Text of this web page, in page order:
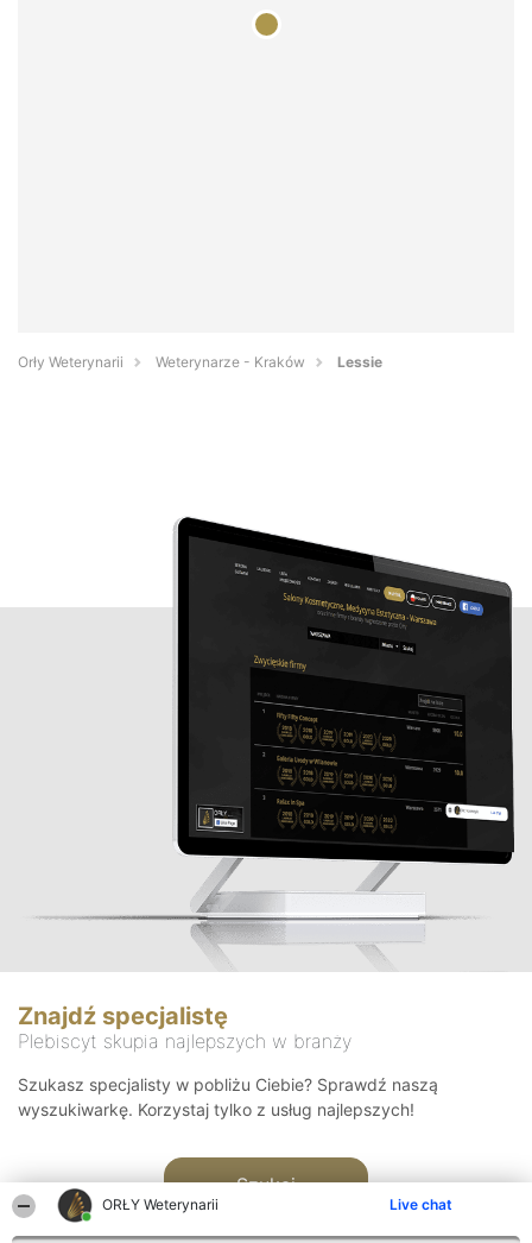
ORŁY Weterynarii Live chat
Orły Weterynarii Weterynarze - Kraków Lessie
Znajdź specjalistę
Plebiscyt skupia najlepszych w branży
Szukasz specjalisty w pobliżu Ciebie? Sprawdź naszą
wyszukiwarkę. Korzystaj tylko z usług najlepszych!
Szukaj